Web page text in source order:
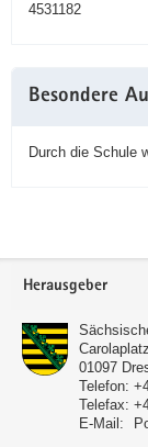
4531182
Besondere
Durch die Schule
Service
Herausgeber
01097
Telefon:
Telefax:
E-Mail: